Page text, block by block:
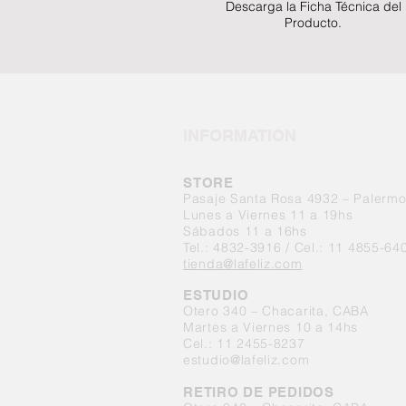
Descarga la Ficha Técnica del
Producto.
STORE
Pasaje Santa Rosa 4932 –
Lunes a Viernes 11 a 19hs
Sábados 11 a 16hs
Tel.: 4832-3916 / Cel.: 11 4855-
tienda@lafeliz.com
ESTUDIO
Otero 340 – Chacarita, CABA
Martes a Viernes 10 a 14hs
Cel.: 11 2455-8237
estudio@lafeliz.com
RETIRO DE PEDIDOS